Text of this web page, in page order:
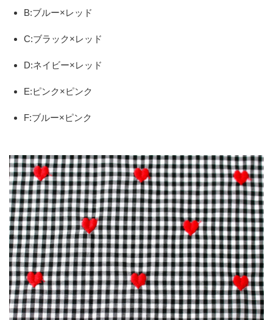
B:ブルー×レッド
C:ブラック×レッド
D:ネイビー×レッド
E:ピンク×ピンク
F:ブルー×ピンク